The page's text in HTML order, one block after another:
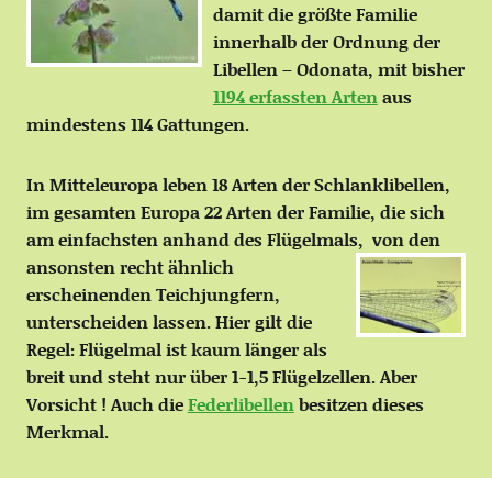
damit die größte Familie
innerhalb der Ordnung der
Libellen – Odonata, mit bisher
1194 erfassten Artenaus
mindestens 114 Gattungen.
In Mitteleuropa leben 18 Arten der Schlanklibellen,
im gesamten Europa 22 Arten der Familie, die sich
am einfachsten anhand des Flügelmals, von den
ansonsten recht ähnlich
erscheinenden Teichjungfern,
unterscheiden lassen. Hier gilt die
Regel: Flügelmal ist kaum länger als
breit und steht nur über 1-1,5 Flügelzellen. Aber
Vorsicht ! Auch dieFederlibellenbesitzen dieses
Merkmal.